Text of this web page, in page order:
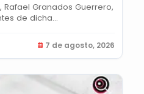
Rafael Granados Guerrero,
de dicha...
7 de agosto, 2026